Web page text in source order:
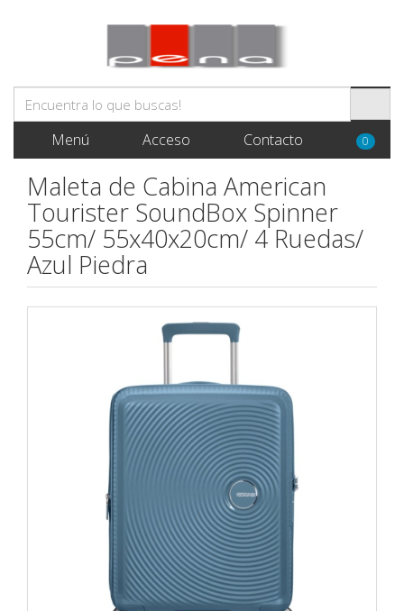
Menú Acceso Contacto 0
Maleta de Cabina American
Tourister SoundBox Spinner
55cm/ 55x40x20cm/ 4 Ruedas/
Azul Piedra